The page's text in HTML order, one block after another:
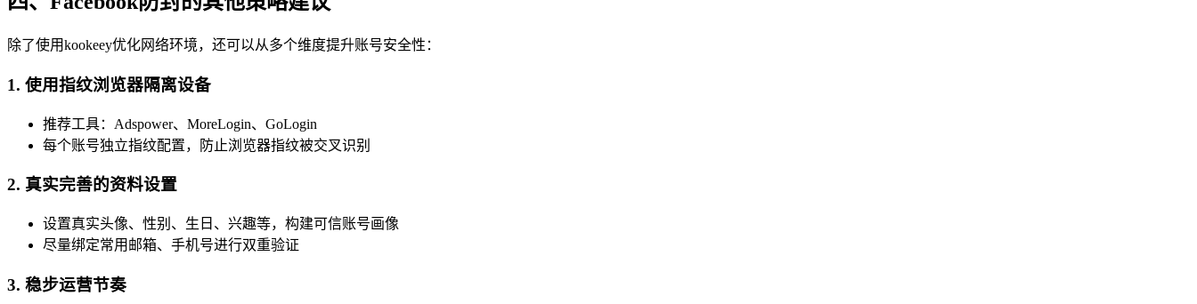
除了使用kookeey优化网络环境，还可以从多个维度提升账号安全性：
1. 使用指纹浏览器隔离设备
推荐工具：Adspower、MoreLogin、GoLogin
每个账号独立指纹配置，防止浏览器指纹被交叉识别
2. 真实完善的资料设置
设置真实头像、性别、生日、兴趣等，构建可信账号画像
尽量绑定常用邮箱、手机号进行双重验证
3. 稳步运营节奏